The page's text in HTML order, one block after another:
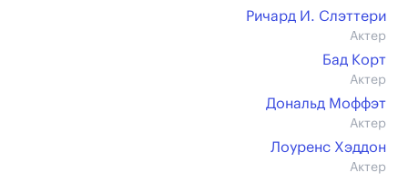
Ричард И. Слэттери
Актер
Бад Корт
Актер
Дональд Моффэт
Актер
Лоуренс Хэддон
Актер